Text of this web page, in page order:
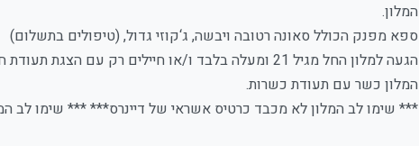
המלון.
ספא מפנק הכולל סאונה רטובה ויבשה, ג‘קוזי גדול, (טיפולים בתשלום)
הגעה למלון החל מגיל 21 ומעלה בלבד ו/או חיילים רק עם הצגת תעודת חוגר .
המלון כשר עם תעודת כשרות.
*** שימו לב המלון לא מכבד כרטיס אשראי של דיינרס*** *** שימו לב